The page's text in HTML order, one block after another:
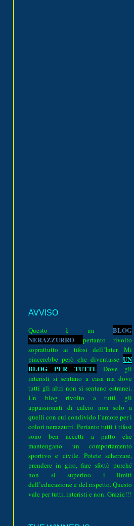
AVVISO
Questo è un BLOG
NERAZZURRO pertanto rivolto
soprattutto ai tifosi dell’Inter. Mi
piacerebbe però che diventasse UN
BLOG PER TUTTI.
Dove gli
interisti si sentano a casa ma dove
tutti gli altri non si sentano estranei.
Un blog rivolto a tutti gli
appassionati di calcio non solo a
quelli con cui condivido l’amore per i
colori nerazzurri. Pertanto tutti i tifosi
sono ben accetti a patto che
mantengano un comportamento
sportivo e civile. Potete scherzare,
prendere in giro, fare sfottò purché
non si superino i limiti
dell’educazione e del rispetto. Questo
vale per tutti, interisti e non. Grazie!!!